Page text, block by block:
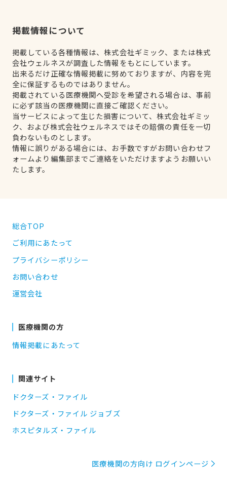
掲載情報について
掲載している各種情報は、株式会社ギミック、または株式
会社ウェルネスが調査した情報をもとにしています。
出来るだけ正確な情報掲載に努めておりますが、内容を完
全に保証するものではありません。
掲載されている医療機関へ受診を希望される場合は、事前
に必ず該当の医療機関に直接ご確認ください。
当サービスによって生じた損害について、株式会社ギミッ
ク、および株式会社ウェルネスではその賠償の責任を一切
負わないものとします。
情報に誤りがある場合には、お手数ですがお問い合わせフ
ォームより編集部までご連絡をいただけますようお願いい
たします。
総合TOP
ご利用にあたって
プライバシーポリシー
お問い合わせ
運営会社
医療機関の方
情報掲載にあたって
関連サイト
ドクターズ・ファイル
ドクターズ・ファイル ジョブズ
ホスピタルズ・ファイル
医療機関の方向け ログインページ